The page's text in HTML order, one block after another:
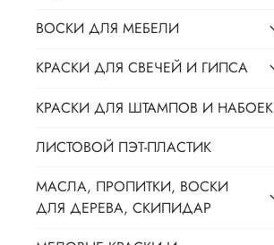
ВОСКИ ДЛЯ МЕБЕЛИ
КРАСКИ ДЛЯ СВЕЧЕЙ И ГИПСА
КРАСКИ ДЛЯ ШТАМПОВ И НАБОЕК
ЛИСТОВОЙ ПЭТ-ПЛАСТИК
МАСЛА, ПРОПИТКИ, ВОСКИ
ДЛЯ ДЕРЕВА, СКИПИДАР